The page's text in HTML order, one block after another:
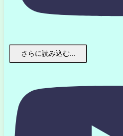
さらに読み込む...